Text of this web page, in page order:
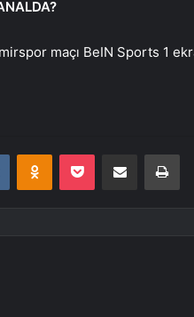
maçı BeIN Sports 1
VKontakteOdnoklassniki
Pocket E-Posta ile paylaş